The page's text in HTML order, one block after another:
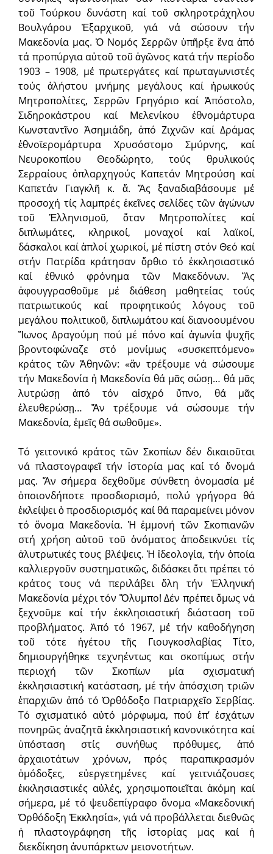
τοῦ Τούρκου δυνάστη καί τοῦ σκληροτράχηλου
Βουλγάρου Ἐξαρχικοῦ, γιά νά σώσουν τήν
Μακεδονία μας. Ὁ Νομός Σερρῶν ὑπῆρξε ἕνα ἀπό
τά προπύργια αὐτοῦ τοῦ ἀγῶνος κατά τήν περίοδο
1903 – 1908, μέ πρωτεργάτες καί πρωταγωνιστές
τούς ἀλήστου μνήμης μεγάλους καί ἡρωικούς
Μητροπολίτες, Σερρῶν Γρηγόριο καί Ἀπόστολο,
Σιδηροκάστρου καί Μελενίκου ἐθνομάρτυρα
Κωνσταντῖνο Ἀσημιάδη, ἀπό Ζιχνῶν καί Δράμας
ἐθνοϊερομάρτυρα Χρυσόστομο Σμύρνης, καί
Νευροκοπίου Θεοδώρητο, τούς θρυλικούς
Σερραίους ὀπλαρχηγούς Καπετάν Μητρούση καί
Καπετάν Γιαγκλῆ κ. ἄ. Ἄς ξαναδιαβάσουμε μέ
προσοχή τίς λαμπρές ἐκεῖνες σελίδες τῶν ἀγώνων
τοῦ Ἑλληνισμοῦ, ὅταν Μητροπολίτες καί
διπλωμάτες, κληρικοί, μοναχοί καί λαϊκοί,
δάσκαλοι καί ἁπλοί χωρικοί, μέ πίστη στόν Θεό καί
στήν Πατρίδα κράτησαν ὄρθιο τό ἐκκλησιαστικό
καί ἐθνικό φρόνημα τῶν Μακεδόνων. Ἄς
ἀφουγγρασθοῦμε μέ διάθεση μαθητείας τούς
πατριωτικούς καί προφητικούς λόγους τοῦ
μεγάλου πολιτικοῦ, διπλωμάτου καί διανοουμένου
Ἴωνος Δραγούμη πού μέ πόνο καί ἀγωνία ψυχῆς
βροντοφώναζε στό μονίμως «συσκεπτόμενο»
κράτος τῶν Ἀθηνῶν: «ἄν τρέξουμε νά σώσουμε
τήν Μακεδονία ἡ Μακεδονία θά μᾶς σώσῃ… θά μᾶς
λυτρώσῃ ἀπό τόν αἰσχρό ὕπνο, θά μᾶς
ἐλευθερώσῃ… Ἄν τρέξουμε νά σώσουμε τήν
Μακεδονία, ἐμεῖς θά σωθοῦμε».
Τό γειτονικό κράτος τῶν Σκοπίων δέν δικαιοῦται
νά πλαστογραφεῖ τήν ἱστορία μας καί τό ὄνομά
μας. Ἄν σήμερα δεχθοῦμε σύνθετη ὀνομασία μέ
ὁποιονδήποτε προσδιορισμό, πολύ γρήγορα θά
ἐκλείψει ὁ προσδιορισμός καί θά παραμείνει μόνον
τό ὄνομα Μακεδονία. Ἡ ἐμμονή τῶν Σκοπιανῶν
στή χρήση αὐτοῦ τοῦ ὀνόματος ἀποδεικνύει τίς
ἀλυτρωτικές τους βλέψεις. Ἡ ἰδεολογία, τήν ὁποία
καλλιεργοῦν συστηματικῶς, διδάσκει ὅτι πρέπει τό
κράτος τους νά περιλάβει ὅλη τήν Ἑλληνική
Μακεδονία μέχρι τόν Ὄλυμπο! Δέν πρέπει ὅμως νά
ξεχνοῦμε καί τήν ἐκκλησιαστική διάσταση τοῦ
προβλήματος. Ἀπό τό 1967, μέ τήν καθοδήγηση
τοῦ τότε ἡγέτου τῆς Γιουγκοσλαβίας Τίτο,
δημιουργήθηκε τεχνηέντως και σκοπίμως στήν
περιοχή τῶν Σκοπίων μία σχισματική
ἐκκλησιαστική κατάσταση, μέ τήν ἀπόσχιση τριῶν
ἐπαρχιῶν ἀπό τό Ὀρθόδοξο Πατριαρχεῖο Σερβίας.
Τό σχισματικό αὐτό μόρφωμα, πού ἐπ’ ἐσχάτων
πονηρῶς ἀναζητᾶ ἐκκλησιαστική κανονικότητα καί
ὑπόσταση στίς συνήθως πρόθυμες, ἀπό
ἀρχαιοτάτων χρόνων, πρός παραπικρασμόν
ὁμόδοξες, εὐεργετημένες καί γειτνιάζουσες
ἐκκλησιαστικές αὐλές, χρησιμοποιεῖται ἀκόμη καί
σήμερα, μέ τό ψευδεπίγραφο ὄνομα «Μακεδονική
Ὀρθόδοξη Ἐκκλησία», γιά νά προβάλλεται διεθνῶς
ἡ πλαστογράφηση τῆς ἱστορίας μας καί ἡ
διεκδίκηση ἀνυπάρκτων μειονοτήτων.